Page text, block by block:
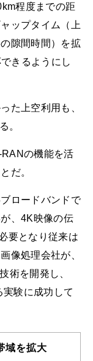
程度までの距
ップタイム（上
隙間時間）を拡
きるようにし
た上空利用も、
。
の機能を活
だ。
ロードバンドで
、4K映像の伝
要となり従来は
像処理会社が、
術を開発し、
験に成功して
域を拡大